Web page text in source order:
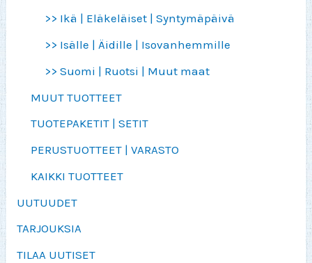
>> Ikä | Eläkeläiset | Syntymäpäivä
>> Isälle | Äidille | Isovanhemmille
>> Suomi | Ruotsi | Muut maat
MUUT TUOTTEET
TUOTEPAKETIT | SETIT
PERUSTUOTTEET | VARASTO
KAIKKI TUOTTEET
UUTUUDET
TARJOUKSIA
TILAA UUTISET